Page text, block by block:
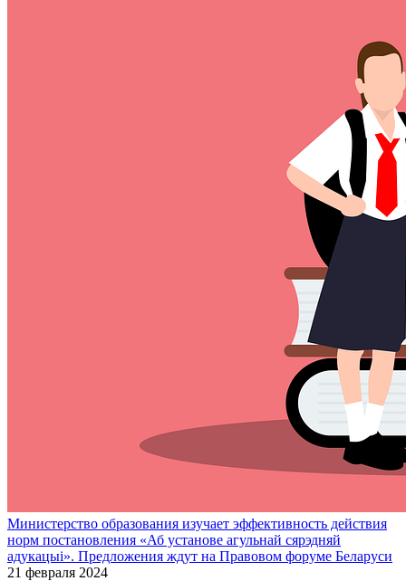
Министерство образования изучает эффективность действия
норм постановления «Аб установе агульнай сярэдняй
адукацыі». Предложения ждут на Правовом форуме Беларуси
21 февраля 2024